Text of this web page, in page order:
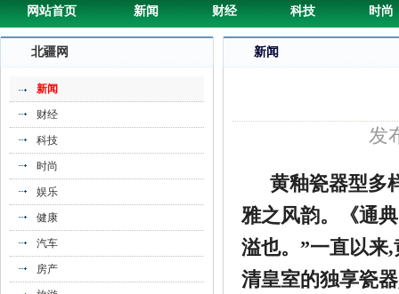
网站首页 新闻 财经 科技 时尚
北疆网
新闻
财经
科技
时尚
娱乐
健康
汽车
房产
新闻
发
黄釉瓷器型多
雅之风韵。《通
溢也。”一直以来
清皇室的独享瓷